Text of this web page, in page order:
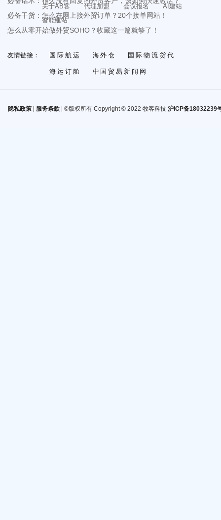
必备干货：怎么在网上接外贸订单？20个接单网站！
怎么从零开始做外贸SOHO？收藏这一篇就够了！
关于AB客
代理加盟 会议报名
AI建站
智能建站
友情链接： 国际航运 海外仓 国际物流货代
海运订舱 中国贸易新闻网
隐私政策| 服务条款| ©版权所有 Copyright © 2022 牧客科技 沪ICP备18032239